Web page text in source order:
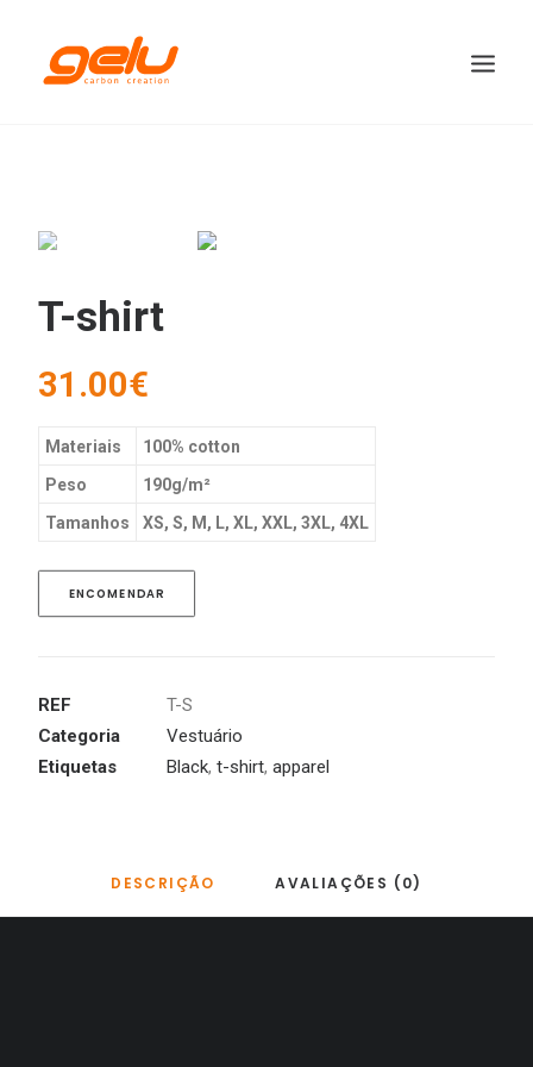
T-shirt
31.00€
Materiais
100% cotton
Peso
190g/m²
Tamanhos
XS, S, M, L, XL, XXL, 3XL, 4XL
ENCOMENDAR
REF
T-S
Categoria
Vestuário
Etiquetas
Black, t-shirt, apparel
DESCRIÇÃO AVALIAÇÕES (0)